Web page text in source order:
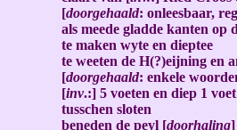
[doorgehaald: onleesbaar,
als meede gladde kanten op
te maken wyte en dieptee
te weeten de H(?)eijning en
[doorgehaald: enkele
[inv.:] 5 voeten en diep 1
tusschen sloten
beneden de peyl [doorhaling]